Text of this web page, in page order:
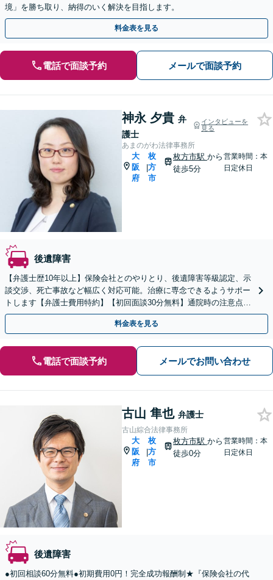
境」を勝ち取り、納得のいく解決を目指します。
料金表を見る
電話で面談予約 メールで面談予約
神永 夕貴 弁
護士
インタビューを
見る
あまのがわ法律事務所
大
阪
府
|
枚
方
市
枚方市駅 から
徒歩5分
営業時間：本
日定休日
後遺障害
【弁護士歴10年以上】保険会社とのやりとり、後遺障害等級認定、示
談交渉、死亡事故など幅広く対応可能。治療に専念できるようサポー
トします【弁護士費用特約】【初回面談30分無料】通院時の注意点も
しっかりアドバイス
料金表を見る
電話で面談予約 メールでお問い合わせ
古山 隼也 弁護士
古山綜合法律事務所
大
阪
府
|
枚
方
市
枚方市駅 から
徒歩0分
営業時間：本
日定休日
後遺障害
●初回相談60分無料●初期費用0円！完全成功報酬制★『保険会社の代